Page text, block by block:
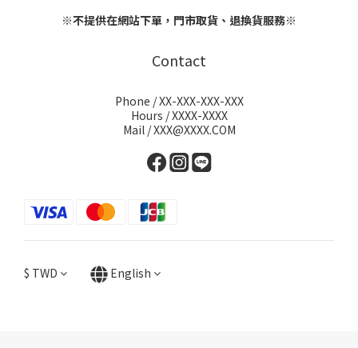
※不提供在網站下單，門市取貨、退換貨服務※
Contact
Phone / XX-XXX-XXX-XXX
Hours / XXXX-XXXX
Mail / XXX@XXXX.COM
$ TWD English